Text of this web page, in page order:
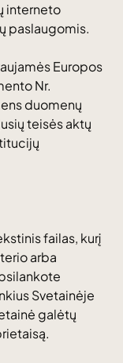
interneto
paslaugomis.
Europos
Nr.
duomenų
teisės aktų
failas, kurį
arba
Svetainėje
galėtų